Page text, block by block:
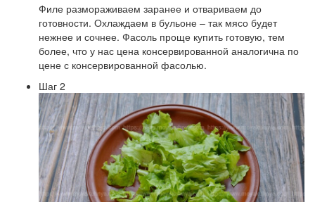
Филе размораживаем заранее и отвариваем до
готовности. Охлаждаем в бульоне – так мясо будет
нежнее и сочнее. Фасоль проще купить готовую, тем
более, что у нас цена консервированной аналогична по
цене с консервированной фасолью.
Шаг 2